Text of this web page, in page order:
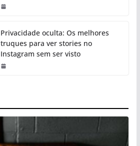
Privacidade oculta: Os melhores
truques para ver stories no
Instagram sem ser visto